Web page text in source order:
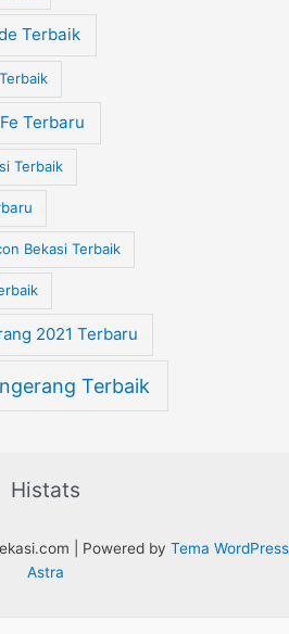
Terbaik
Terbaru
Terbaik
Bekasi Terbaik
2021 Terbaru
Terbaik
Histats
| Powered by Tema WordPress
Astra